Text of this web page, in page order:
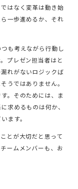
はなく変革は動き始
一歩進めるか、それ
も考えながら行動し
プレゼン担当者はと
れがないロジックば
うではありません。
。そのためには、ま
求めるものは何か、
ます。
とが大切だと思って
ームメンバーも、お